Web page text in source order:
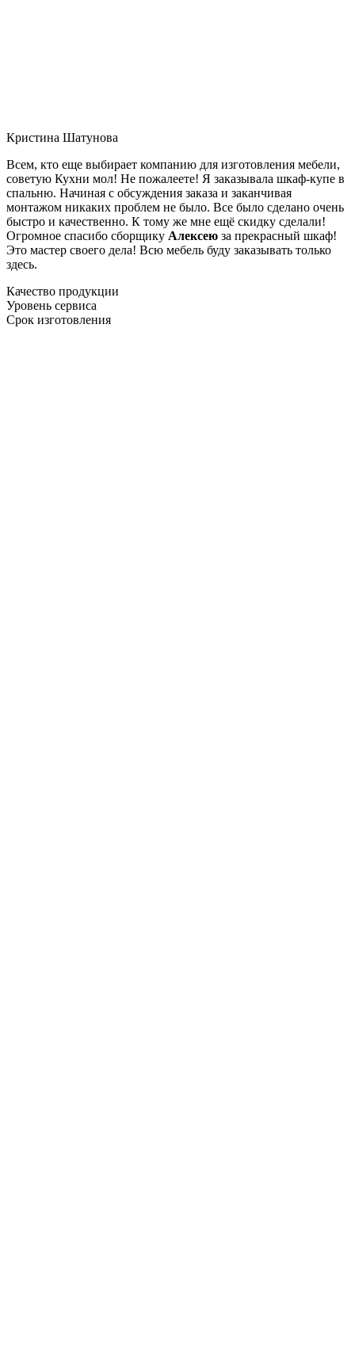
Кристина Шатунова
Всем, кто еще выбирает компанию для изготовления мебели,
советую Кухни мол! Не пожалеете! Я заказывала шкаф-купе в
спальню. Начиная с обсуждения заказа и заканчивая
монтажом никаких проблем не было. Все было сделано очень
быстро и качественно. К тому же мне ещё скидку сделали!
Огромное спасибо сборщику Алексею за прекрасный шкаф!
Это мастер своего дела! Всю мебель буду заказывать только
здесь.
Качество продукции
Уровень сервиса
Срок изготовления